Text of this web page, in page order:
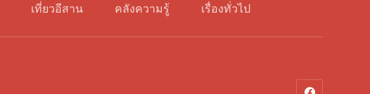
เที่ยวอีสาน คลังความรู้ เรื่องทั่วไป